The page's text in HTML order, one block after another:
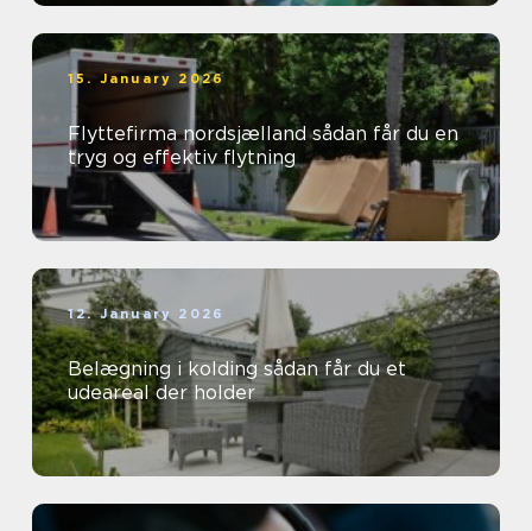
15. January 2026
Flyttefirma nordsjælland sådan får du en
tryg og effektiv flytning
12. January 2026
Belægning i kolding sådan får du et
udeareal der holder